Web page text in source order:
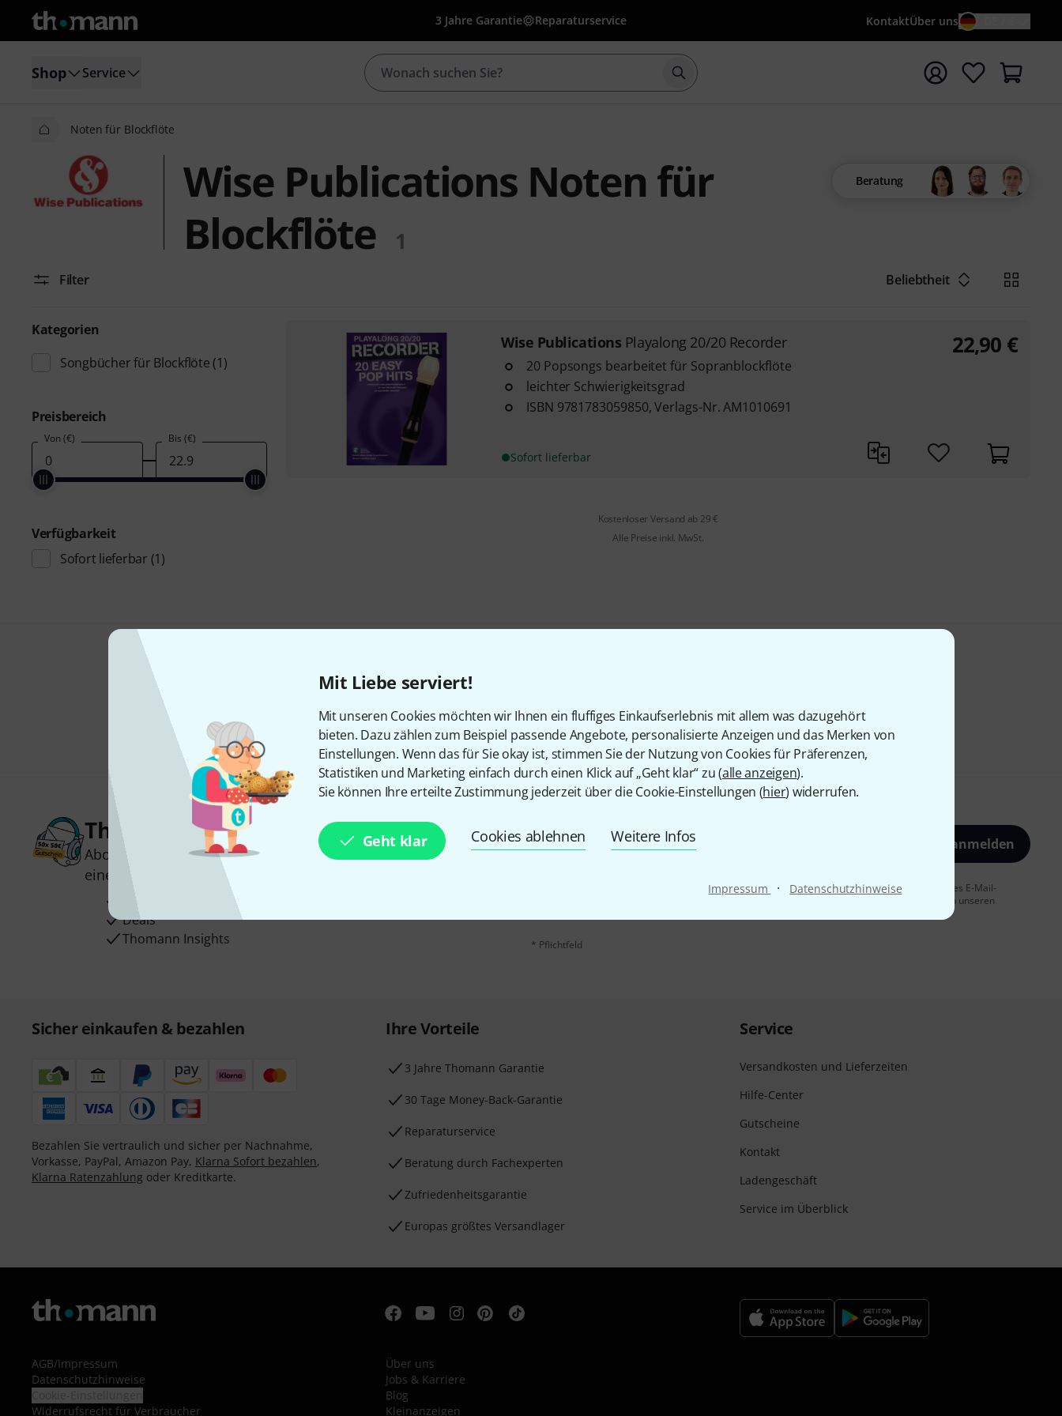
Mit Liebe serviert!
Mit unseren Cookies möchten wir Ihnen ein fluffiges Einkaufserlebnis mit allem was dazugehört
bieten. Dazu zählen zum Beispiel passende Angebote, personalisierte Anzeigen und das Merken von
Einstellungen. Wenn das für Sie okay ist, stimmen Sie der Nutzung von Cookies für Präferenzen,
Statistiken und Marketing einfach durch einen Klick auf „Geht klar“ zu (alle anzeigen).
Sie können Ihre erteilte Zustimmung jederzeit über die Cookie-Einstellungen (hier) widerrufen.
Geht klar Cookies ablehnen Weitere Infos
Impressum · Datenschutzhinweise
3 Jahre Garantie Reparaturservice KontaktÜber uns
Shop Service Suche mit Suchwort {searchTerm} starten
Noten für Blockflöte
Wise Publications Noten für
Blockflöte
1
Beratung
Filter Beliebtheit
Kategorien
Songbücher für Blockflöte (1)
Preisbereich
Von (€) Bis (€)
Verfügbarkeit
Sofort lieferbar (1)
Wise Publications Playalong 20/20 Recorder
20 Popsongs bearbeitet für Sopranblockflöte
leichter Schwierigkeitsgrad
ISBN 9781783059850, Verlags-Nr. AM1010691
Sofort lieferbar
22,90 €
Kostenloser Versand ab 29 €
Alle Preise inkl. MwSt.
Teilen Hilfe & Feedback
Thomann Newsletter
Abonniere den Thomann Newsletter und gewinne mit etwas Glück
einen von
50 Gutscheinen
Inspirierende Beiträge
Deals
Thomann Insights
E-Mail-Adresse* Jetzt anmelden
Mit Klick auf „Jetzt anmelden“ stimmen Sie dem Erhalt von E-Mail-Werbung und einer Messung des E-Mail-
Nutzungsverhaltens zu. Die Abmeldung ist jederzeit möglich. Weitere Informationen finden Sie in unseren
* Pflichtfeld
Sicher einkaufen & bezahlen
Bezahlen Sie vertraulich und sicher per Nachnahme,
Vorkasse, PayPal, Amazon Pay, Klarna Sofort bezahlen,
Klarna Ratenzahlung oder Kreditkarte.
Ihre Vorteile
3 Jahre Thomann Garantie
30 Tage Money-Back-Garantie
Reparaturservice
Beratung durch Fachexperten
Zufriedenheitsgarantie
Europas größtes Versandlager
Service
Versandkosten und Lieferzeiten
Hilfe-Center
Gutscheine
Kontakt
Ladengeschäft
Service im Überblick
AGB/Impressum
Datenschutzhinweise
Widerrufsrecht für Verbraucher
Über uns
Jobs & Karriere
Blog
Kleinanzeigen